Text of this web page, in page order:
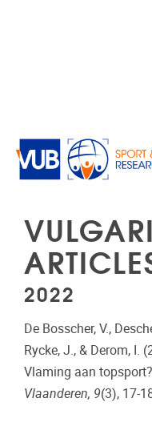
2022
De Bosscher, V.,
Rycke, J., & Derom, I.
Vlaming aan topsport?
Vlaanderen, 9(3), 17-